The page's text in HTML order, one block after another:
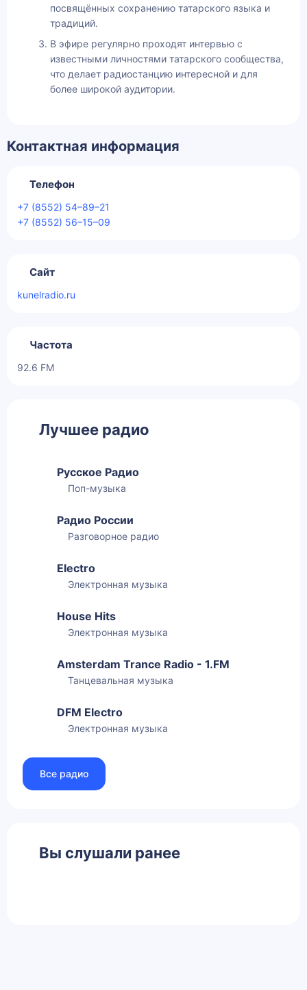
посвящённых сохранению татарского языка и
традиций.
В эфире регулярно проходят интервью с
известными личностями татарского сообщества,
что делает радиостанцию интересной и для
более широкой аудитории.
Контактная информация
Телефон
+7 (8552) 54–89–21
+7 (8552) 56–15–09
Сайт
kunelradio.ru
Частота
92.6 FM
Лучшее радио
Русское Радио
Поп-музыка
Радио России
Разговорное радио
Electro
Электронная музыка
House Hits
Электронная музыка
Amsterdam Trance Radio - 1.FM
Танцевальная музыка
DFM Electro
Электронная музыка
Все радио
Вы слушали ранее